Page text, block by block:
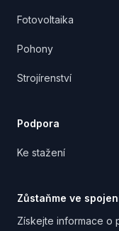
Fotovoltaika
Pohony
Strojírenství
Podpora
Ke stažení
Zůstaňme ve
Získejte informace o